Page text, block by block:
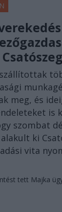
meg, és
is
szombat
ki
vita